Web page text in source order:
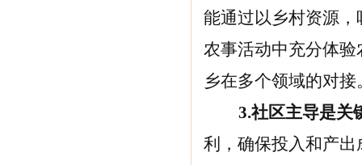
能通过以乡村资源
农事活动中充分体
乡在多个领域的对接
3.社区主导是关
利，确保投入和产